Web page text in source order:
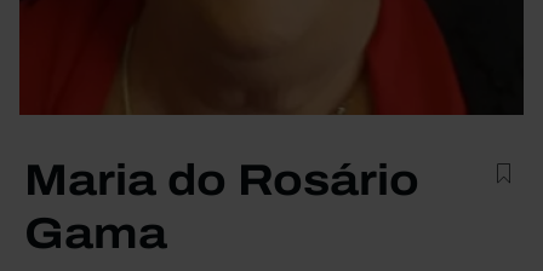
Maria do Rosário
Gama